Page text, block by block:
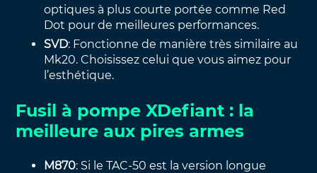
optiques à plus courte portée comme Red
Dot pour de meilleures performances.
SVD: Fonctionne de manière très similaire au
Mk20. Choisissez celui que vous aimez pour
l’esthétique.
Fusil à pompe XDefiant : la
meilleure aux pires armes
M870: Si le TAC-50 est la version longue